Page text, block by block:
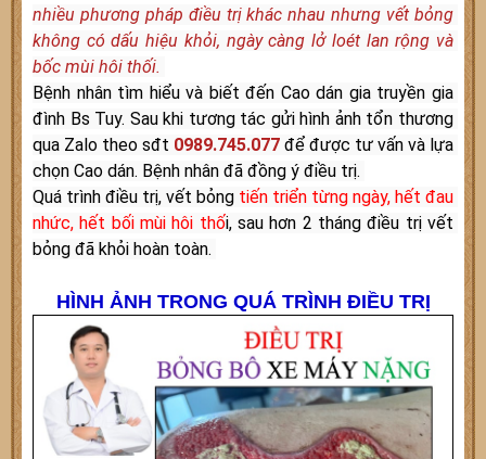
nhiều phương pháp điều trị khác nhau nhưng vết bỏng
không có dấu hiệu khỏi, ngày càng lở loét lan rộng và
bốc mùi hôi thối.
Bệnh nhân tìm hiểu và biết đến Cao dán gia truyền gia
đình Bs Tuy. Sau khi tương tác gửi hình ảnh tổn thương
qua Zalo theo sđt 0989.745.077 để được tư vấn và lựa
chọn Cao dán. Bệnh nhân đã đồng ý điều trị.
Quá trình điều trị, vết bỏng tiến triển từng ngày, hết đau
nhức, hết bối mùi hôi thối, sau hơn 2 tháng điều trị vết
bỏng đã khỏi hoàn toàn.
HÌNH ẢNH TRONG QUÁ TRÌNH ĐIỀU TRỊ